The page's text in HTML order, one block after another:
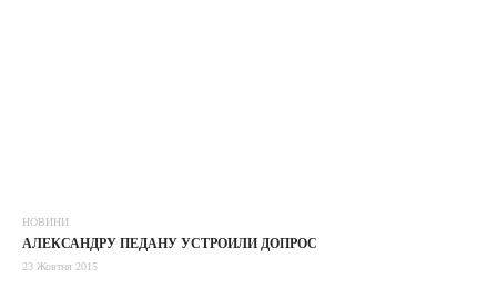
НОВИНИ
АЛЕКСАНДРУ ПЕДАНУ УСТРОИЛИ ДОПРОС
23 Жовтня 2015